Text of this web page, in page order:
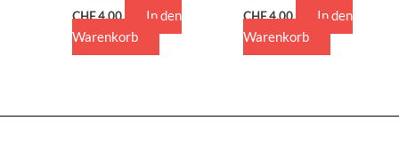
CHF4,00
In den
Warenkorb
CHF4,00
In den
Warenkorb